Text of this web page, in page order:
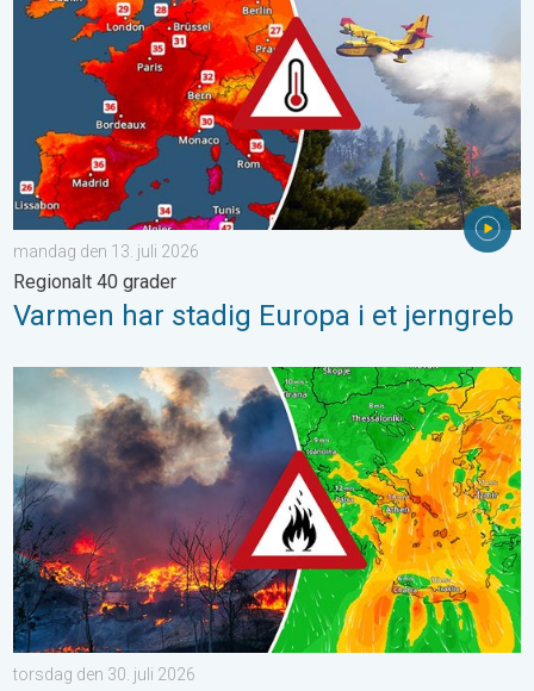
mandag den 13. juli 2026
Regionalt 40 grader
Varmen har stadig Europa i et jerngreb
Skovbrande hærger også i Sydøsteuropa. Hed varme og
torsdag den 30. juli 2026